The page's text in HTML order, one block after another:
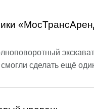
сделать ещё